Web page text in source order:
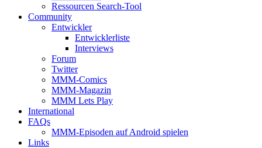
Ressourcen Search-Tool
Community
Entwickler
Entwicklerliste
Interviews
Forum
Twitter
MMM-Comics
MMM-Magazin
MMM Lets Play
International
FAQs
MMM-Episoden auf Android spielen
Links